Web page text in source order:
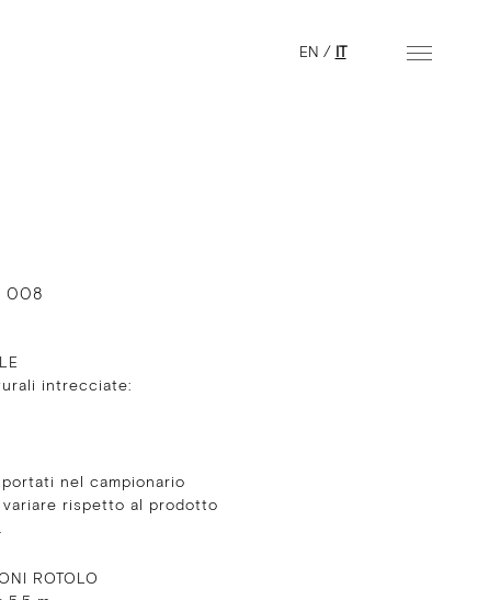
EN / IT
008
intrecciate:
nel campionario
variare rispetto al prodotto
ROTOLO